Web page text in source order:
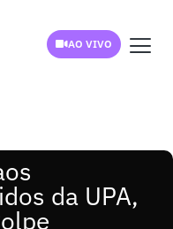
AO VIVO
da UPA,